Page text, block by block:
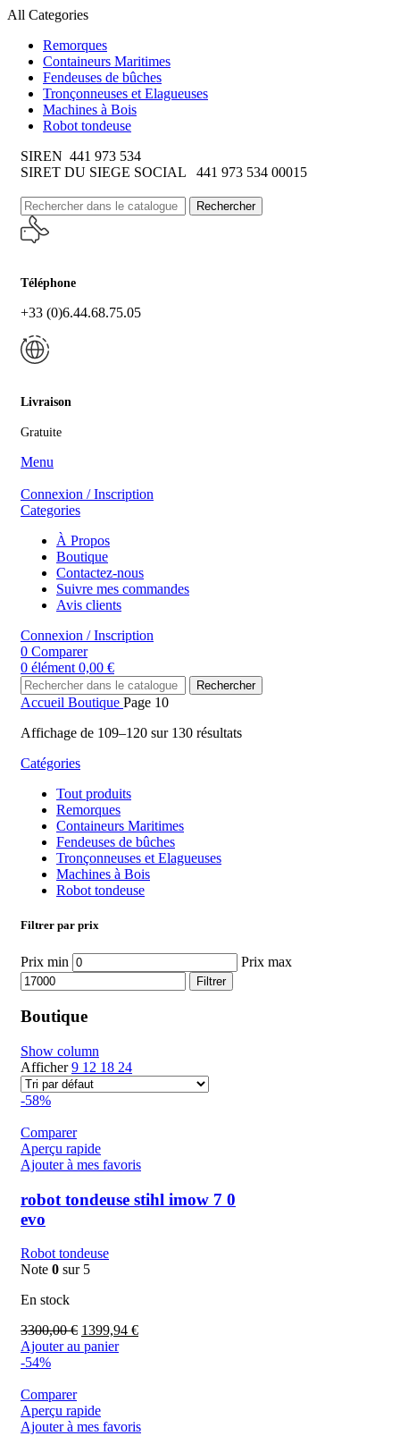
All Categories
Remorques
Containeurs Maritimes
Fendeuses de bûches
Tronçonneuses et Elagueuses
Machines à Bois
Robot tondeuse
SIREN 441 973 534
SIRET DU SIEGE SOCIAL 441 973 534 00015
Rechercher
Téléphone
+33 (0)6.44.68.75.05
Livraison
Gratuite
Menu
Connexion / Inscription
Categories
À Propos
Boutique
Contactez-nous
Suivre mes commandes
Avis clients
Connexion / Inscription
0 Comparer
0 élément 0,00 €
Rechercher
Accueil Boutique Page 10
Affichage de 109–120 sur 130 résultats
Catégories
Tout produits
Remorques
Containeurs Maritimes
Fendeuses de bûches
Tronçonneuses et Elagueuses
Machines à Bois
Robot tondeuse
Filtrer par prix
Prix min Prix max
Filtrer
Boutique
Show column
Afficher9 12 18 24
-58%
Comparer
Aperçu rapide
Ajouter à mes favoris
robot tondeuse stihl imow 7 0
evo
Robot tondeuse
Note 0 sur 5
En stock
3300,00€ 1399,94 €
Ajouter au panier
-54%
Comparer
Aperçu rapide
Ajouter à mes favoris